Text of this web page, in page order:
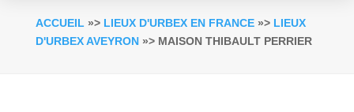
ACCUEIL »> LIEUX D'URBEX EN FRANCE»> LIEUX
D'URBEX AVEYRON»> MAISON THIBAULT PERRIER